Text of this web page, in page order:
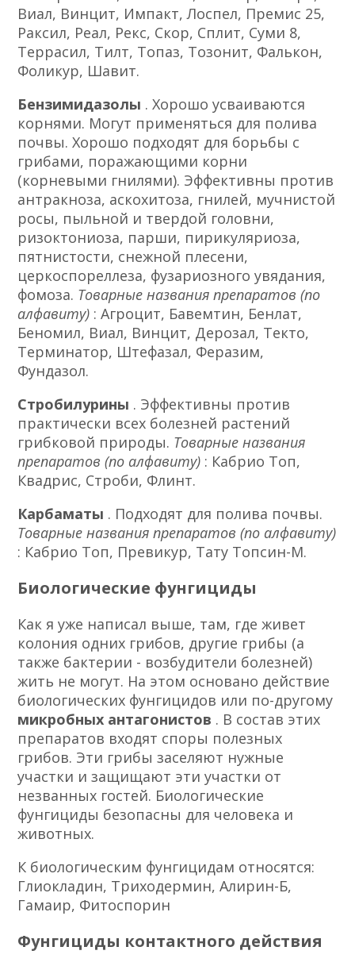
Виал, Винцит, Импакт, Лоспел, Премис 25,
Раксил, Реал, Рекс, Скор, Сплит, Суми 8,
Террасил, Тилт, Топаз, Тозонит, Фалькон,
Фоликур, Шавит.
Бензимидазолы . Хорошо усваиваются
корнями. Могут применяться для полива
почвы. Хорошо подходят для борьбы с
грибами, поражающими корни
(корневыми гнилями). Эффективны против
антракноза, аскохитоза, гнилей, мучнистой
росы, пыльной и твердой головни,
ризоктониоза, парши, пирикуляриоза,
пятнистости, снежной плесени,
церкоспореллеза, фузариозного увядания,
фомоза. Товарные названия препаратов (по
алфавиту) : Агроцит, Бавемтин, Бенлат,
Беномил, Виал, Винцит, Дерозал, Текто,
Терминатор, Штефазал, Феразим,
Фундазол.
Стробилурины . Эффективны против
практически всех болезней растений
грибковой природы. Товарные названия
препаратов (по алфавиту) : Кабрио Топ,
Квадрис, Строби, Флинт.
Карбаматы . Подходят для полива почвы.
Товарные названия препаратов (по алфавиту)
: Кабрио Топ, Превикур, Тату Топсин-М.
Биологические фунгициды
Как я уже написал выше, там, где живет
колония одних грибов, другие грибы (а
также бактерии - возбудители болезней)
жить не могут. На этом основано действие
биологических фунгицидов или по-другому
микробных антагонистов . В состав этих
препаратов входят споры полезных
грибов. Эти грибы заселяют нужные
участки и защищают эти участки от
незванных гостей. Биологические
фунгициды безопасны для человека и
животных.
К биологическим фунгицидам относятся:
Глиокладин, Триходермин, Алирин-Б,
Гамаир, Фитоспорин
Фунгициды контактного действия